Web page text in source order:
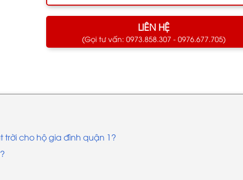
LIÊN HỆ
(Gọi tư vấn: 0973.858.307 - 0976.677.705)
trời cho hộ gia đình quận 1?